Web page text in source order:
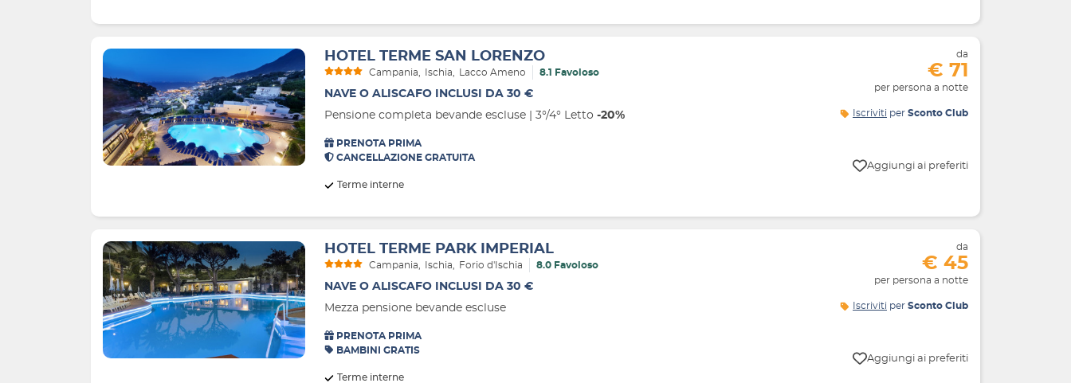
HOTEL TERME SAN LORENZO
Campania Ischia Lacco Ameno 8.1 Favoloso
NAVE O ALISCAFO INCLUSI DA 30 €
Pensione completa bevande escluse | 3°/4° Letto -20%
PRENOTA PRIMA
CANCELLAZIONE GRATUITA
Terme interne
da
€ 71
per persona a notte
Iscriviti per Sconto Club
Aggiungi ai preferiti
HOTEL TERME PARK IMPERIAL
Campania Ischia Forio d'Ischia 8.0 Favoloso
NAVE O ALISCAFO INCLUSI DA 30 €
Mezza pensione bevande escluse
PRENOTA PRIMA
BAMBINI GRATIS
Terme interne
da
€ 45
per persona a notte
Iscriviti per Sconto Club
Aggiungi ai preferiti